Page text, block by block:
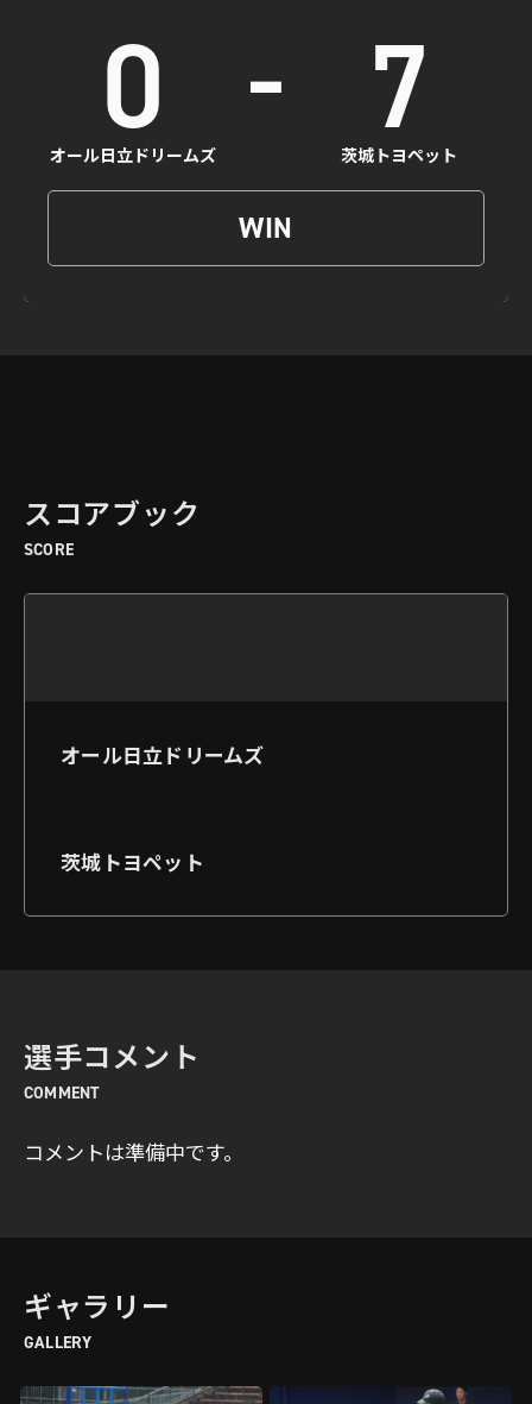
オール日立ドリームズ
0 - 7
茨城トヨペット
WIN
スコアブック
SCORE
オール日立ドリームズ
茨城トヨペット
選手コメント
COMMENT
コメントは準備中です。
ギャラリー
GALLERY